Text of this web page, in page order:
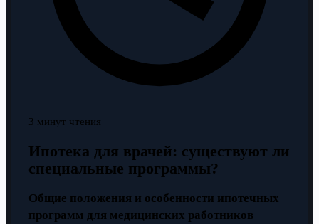
3 минут чтения
Ипотека для врачей: существуют ли
специальные программы?
Общие положения и особенности ипотечных
программ для медицинских работников